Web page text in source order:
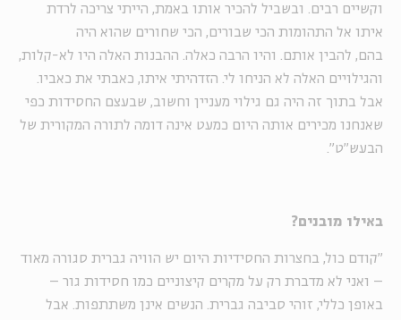
וקשיים רבים. ובשביל להכיר אותו באמת, הייתי צריכה לרדת
איתו אל התהומות הכי שבורים, הכי שחורים שהוא היה
בהם, להבין אותם. והיו הרבה כאלה. ההבנות האלה היו לא-קלות,
והגילויים האלה לא הניחו לי. הזדהיתי איתו, כאבתי את כאביו.
אבל בתוך זה היה גם גילוי מעניין וחשוב, שבעצם החסידות כפי
שאנחנו מכירים אותה היום כמעט אינה דומה לתורה המקורית של
הבעש"ט".
באילו מובנים?
"קודם כול, בחצרות החסידיות היום יש הוויה גברית סגורה מאוד
– ואני לא מדברת רק על מקרים קיצוניים כמו חסידות גור –
באופן כללי, זוהי סביבה גברית. הנשים אינן משתתפות. אבל